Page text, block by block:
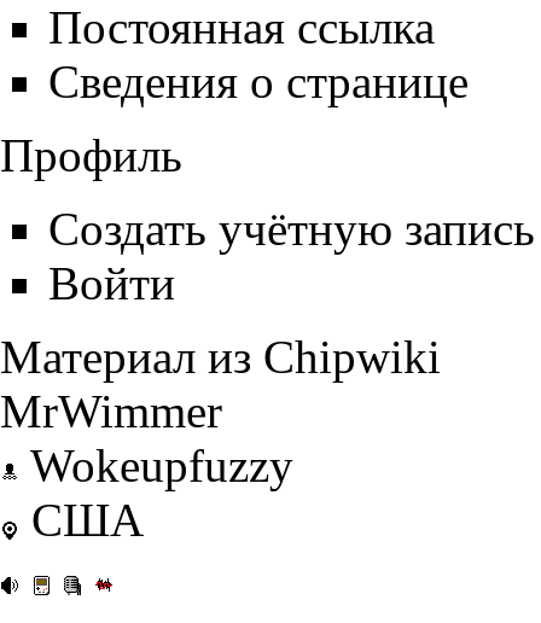
Постоянная ссылка
Сведения о странице
Профиль
Создать учётную запись
Войти
Материал из Chipwiki
MrWimmer
Wokeupfuzzy
США